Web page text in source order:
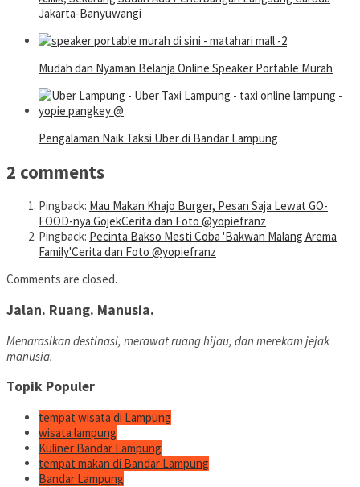
Jakarta-Banyuwangi
Mudah dan Nyaman Belanja Online Speaker Portable Murah
Pengalaman Naik Taksi Uber di Bandar Lampung
2 comments
Pingback: Mau Makan Khajo Burger, Pesan Saja Lewat GO-
FOOD-nya GojekCerita dan Foto @yopiefranz
Pingback: Pecinta Bakso Mesti Coba 'Bakwan Malang Arema
Family'Cerita dan Foto @yopiefranz
Comments are closed.
Jalan. Ruang. Manusia.
Menarasikan destinasi, merawat ruang hijau, dan merekam jejak
manusia.
Topik Populer
tempat wisata di Lampung
wisata lampung
Kuliner Bandar Lampung
tempat makan di Bandar Lampung
Bandar Lampung